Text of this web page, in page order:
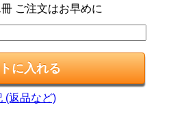
ご注文はお早めに
(返品など)